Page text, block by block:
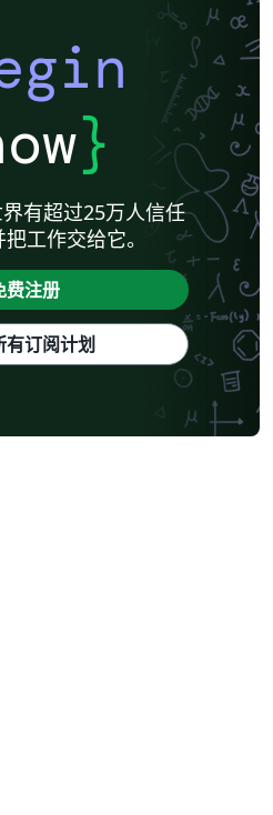
}
有超过25万人信任
工作交给它。
费注册
有订阅计划